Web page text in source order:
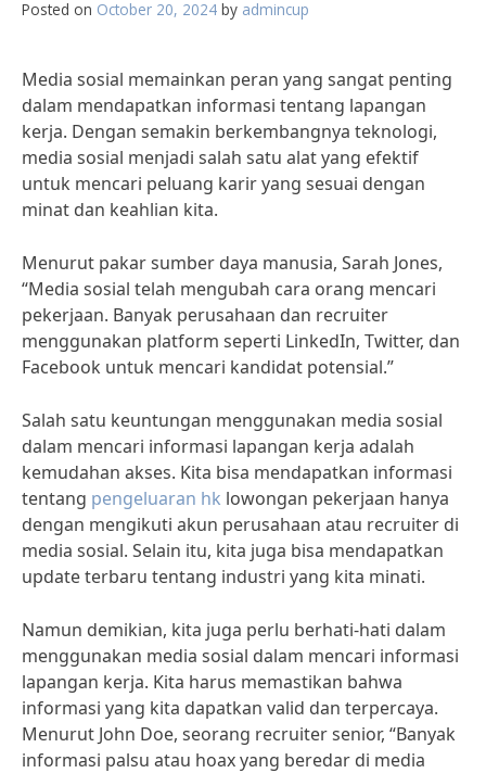
Posted on October 20, 2024 by admincup
Media sosial memainkan peran yang sangat penting
dalam mendapatkan informasi tentang lapangan
kerja. Dengan semakin berkembangnya teknologi,
media sosial menjadi salah satu alat yang efektif
untuk mencari peluang karir yang sesuai dengan
minat dan keahlian kita.
Menurut pakar sumber daya manusia, Sarah Jones,
“Media sosial telah mengubah cara orang mencari
pekerjaan. Banyak perusahaan dan recruiter
menggunakan platform seperti LinkedIn, Twitter, dan
Facebook untuk mencari kandidat potensial.”
Salah satu keuntungan menggunakan media sosial
dalam mencari informasi lapangan kerja adalah
kemudahan akses. Kita bisa mendapatkan informasi
tentang pengeluaran hk lowongan pekerjaan hanya
dengan mengikuti akun perusahaan atau recruiter di
media sosial. Selain itu, kita juga bisa mendapatkan
update terbaru tentang industri yang kita minati.
Namun demikian, kita juga perlu berhati-hati dalam
menggunakan media sosial dalam mencari informasi
lapangan kerja. Kita harus memastikan bahwa
informasi yang kita dapatkan valid dan terpercaya.
Menurut John Doe, seorang recruiter senior, “Banyak
informasi palsu atau hoax yang beredar di media